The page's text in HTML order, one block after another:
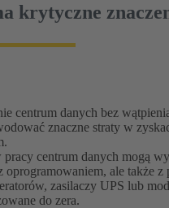
krytyczne
centrum danych bez
znaczne straty w
pracy centrum danych mogą
oprogramowaniem, ale także
zasilaczy UPS lub
do zera.